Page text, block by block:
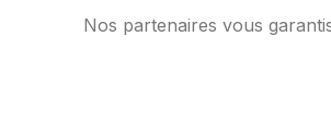
Nos partenaires vous